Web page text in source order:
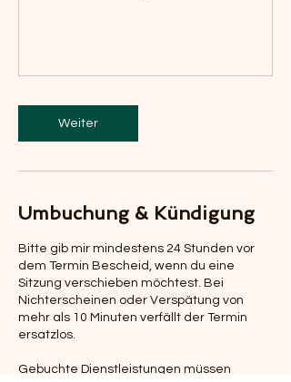
Weiter
Umbuchung & Kündigung
Bitte gib mir mindestens 24 Stunden vor
dem Termin Bescheid, wenn du eine
Sitzung verschieben möchtest. Bei
Nichterscheinen oder Verspätung von
mehr als 10 Minuten verfällt der Termin
ersatzlos.
Gebuchte Dienstleistungen müssen